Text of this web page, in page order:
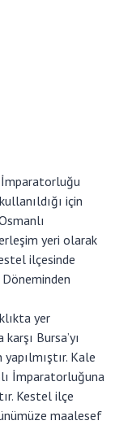
İmparatorluğu
için
yeri olarak
ilçesinde
yer
Bursa’yı
Kale
İmparatorluğuna
Kestel ilçe
maalesef